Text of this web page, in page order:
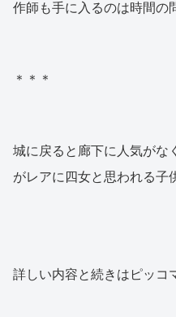
作師も手に入るのは時間の
＊＊＊
城に戻ると廊下に人気がな
がレアに四女と思われる子
詳しい内容と続きはピッコ